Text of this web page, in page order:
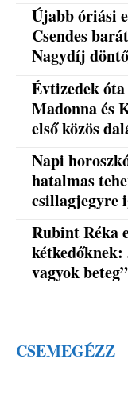
Újabb óriási
Csendes
Nagydíj
Évtizedek
Madonna és
első közös
Napi
hatalmas
csillagjegyre
Rubint Réka
vagyok beteg”
CSEMEGÉZZ